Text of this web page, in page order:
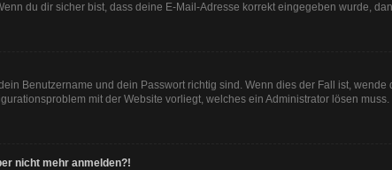
du dir sicher bist, dass deine E-Mail-Adresse korrekt eingegeben wurde,
Benutzername und dein Passwort richtig sind. Wenn dies der Fall ist,
mit der Website vorliegt, welches ein Administrator lösen muss.
nicht mehr anmelden?!